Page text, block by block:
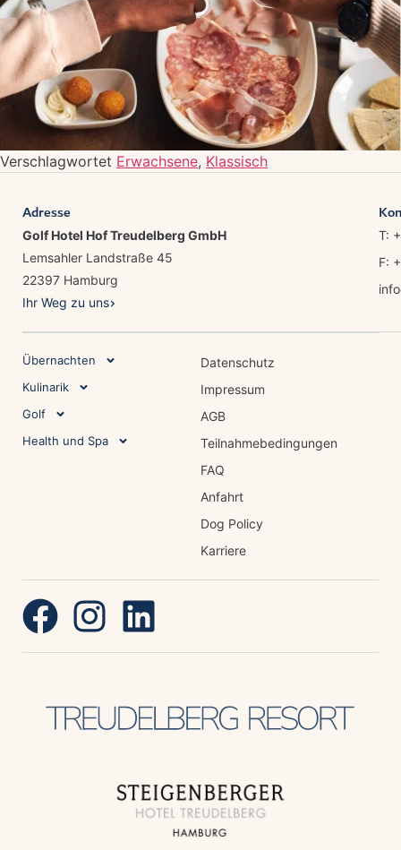
Verschlagwortet Erwachsene, Klassisch
Adresse
Golf Hotel Hof Treudelberg GmbH
Lemsahler Landstraße 45
22397 Hamburg
Ihr Weg zu uns
T:
F:
Übernachten
Kulinarik
Golf
Health und Spa
Datenschutz
Impressum
AGB
Teilnahmebedingungen
FAQ
Anfahrt
Dog Policy
Karriere